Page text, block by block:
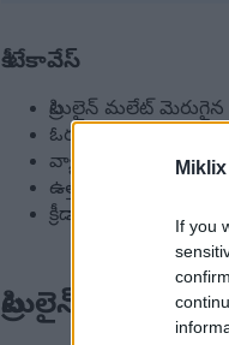
If you
కీ టేకావేస్
సిట్రులైన్ మలేట్
ఓర్పు స్థాయిలను
వ్యాయామం తర్వాత
ఉత్తమ ప్రయోజనాల కోసం
క్రీడా పోషణలో శాస్త్రీయ
సిట్రులైన్ మలేట్